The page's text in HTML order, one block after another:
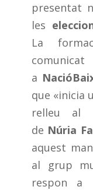
presentat
les
La
comunicat
a
que «inicia
relleu al
de Núria
aquest
al grup
respon a